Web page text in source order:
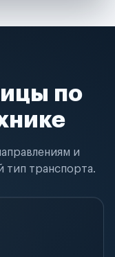
по
и
тип транспорта.